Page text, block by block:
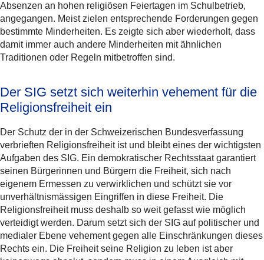
Absenzen an hohen religiösen Feiertagen im Schulbetrieb,
angegangen. Meist zielen entsprechende Forderungen gegen
bestimmte Minderheiten. Es zeigte sich aber wiederholt, dass
damit immer auch andere Minderheiten mit ähnlichen
Traditionen oder Regeln mitbetroffen sind.
Der SIG setzt sich weiterhin vehement für die
Religionsfreiheit ein
Der Schutz der in der Schweizerischen Bundesverfassung
verbrieften Religionsfreiheit ist und bleibt eines der wichtigsten
Aufgaben des SIG. Ein demokratischer Rechtsstaat garantiert
seinen Bürgerinnen und Bürgern die Freiheit, sich nach
eigenem Ermessen zu verwirklichen und schützt sie vor
unverhältnismässigen Eingriffen in diese Freiheit. Die
Religionsfreiheit muss deshalb so weit gefasst wie möglich
verteidigt werden. Darum setzt sich der SIG auf politischer und
medialer Ebene vehement gegen alle Einschränkungen dieses
Rechts ein. Die Freiheit seine Religion zu leben ist aber